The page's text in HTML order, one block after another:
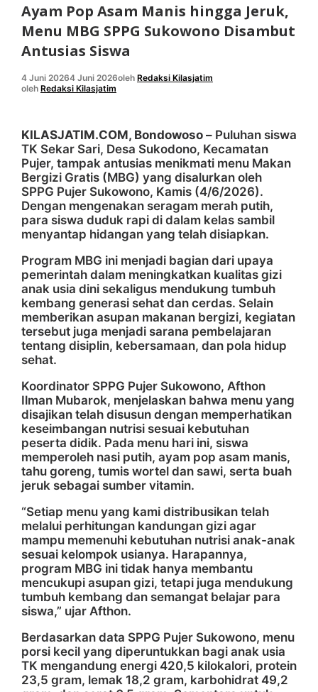
Ayam Pop Asam Manis hingga Jeruk,
Menu MBG SPPG Sukowono Disambut
Antusias Siswa
4 Juni 20264 Juni 2026oleh Redaksi Kilasjatim
oleh Redaksi Kilasjatim
KILASJATIM.COM, Bondowoso – Puluhan siswa
TK Sekar Sari, Desa Sukodono, Kecamatan
Pujer, tampak antusias menikmati menu Makan
Bergizi Gratis (MBG) yang disalurkan oleh
SPPG Pujer Sukowono, Kamis (4/6/2026).
Dengan mengenakan seragam merah putih,
para siswa duduk rapi di dalam kelas sambil
menyantap hidangan yang telah disiapkan.
Program MBG ini menjadi bagian dari upaya
pemerintah dalam meningkatkan kualitas gizi
anak usia dini sekaligus mendukung tumbuh
kembang generasi sehat dan cerdas. Selain
memberikan asupan makanan bergizi, kegiatan
tersebut juga menjadi sarana pembelajaran
tentang disiplin, kebersamaan, dan pola hidup
sehat.
Koordinator SPPG Pujer Sukowono, Afthon
Ilman Mubarok, menjelaskan bahwa menu yang
disajikan telah disusun dengan memperhatikan
keseimbangan nutrisi sesuai kebutuhan
peserta didik. Pada menu hari ini, siswa
memperoleh nasi putih, ayam pop asam manis,
tahu goreng, tumis wortel dan sawi, serta buah
jeruk sebagai sumber vitamin.
“Setiap menu yang kami distribusikan telah
melalui perhitungan kandungan gizi agar
mampu memenuhi kebutuhan nutrisi anak-anak
sesuai kelompok usianya. Harapannya,
program MBG ini tidak hanya membantu
mencukupi asupan gizi, tetapi juga mendukung
tumbuh kembang dan semangat belajar para
siswa,” ujar Afthon.
Berdasarkan data SPPG Pujer Sukowono, menu
porsi kecil yang diperuntukkan bagi anak usia
TK mengandung energi 420,5 kilokalori, protein
23,5 gram, lemak 18,2 gram, karbohidrat 49,2